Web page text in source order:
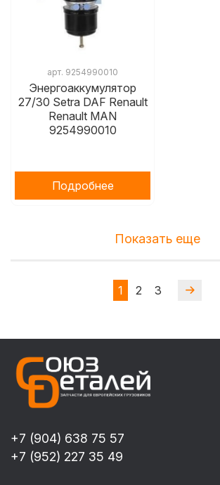
арт. 9254990010
Энергоаккумулятор
27/30 Setra DAF Renault
Renault MAN
9254990010
Подробнее
Показать еще
1 2 3
+7 (904) 638 75 57
+7 (952) 227 35 49